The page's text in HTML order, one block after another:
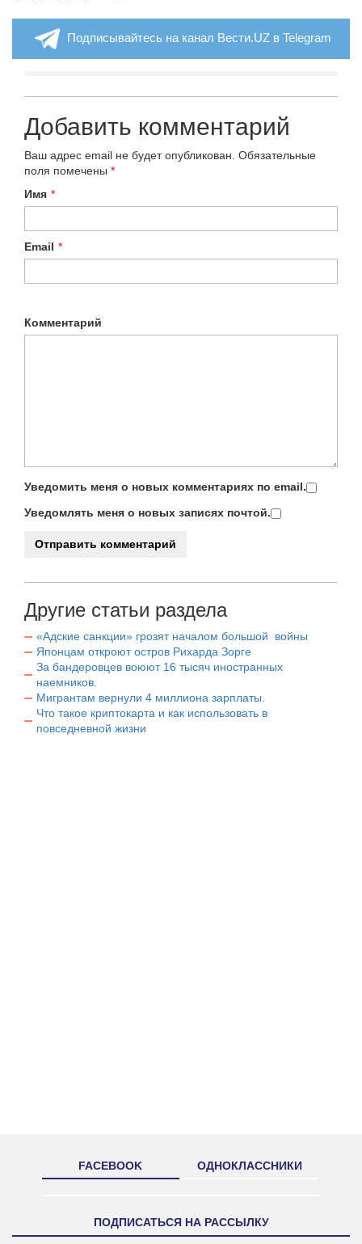
Подписывайтесь на канал Вести.UZ в Telegram
Добавить комментарий
Ваш адрес email не будет опубликован. Обязательные
поля помечены *
Имя *
Email *
Комментарий
Уведомить меня о новых комментариях по email.
Уведомлять меня о новых записях почтой.
Другие статьи раздела
«Адские санкции» грозят началом большой войны
Японцам откроют остров Рихарда Зорге
За бандеровцев воюют 16 тысяч иностранных
наемников.
Мигрантам вернули 4 миллиона зарплаты.
Что такое криптокарта и как использовать в
повседневной жизни
FACEBOOK ОДНОКЛАССНИКИ
ПОДПИСАТЬСЯ НА РАССЫЛКУ